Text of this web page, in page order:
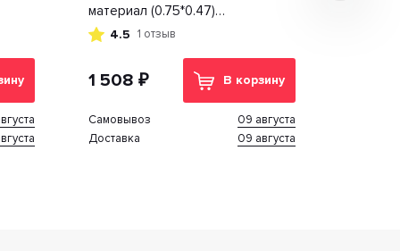
материал (0.75*0.47)
гофроящик+пленка | Цена
4.5 1 отзыв
1 508 ₽ В корзину
Cамовывоз
09 августа
Доставка
09 августа